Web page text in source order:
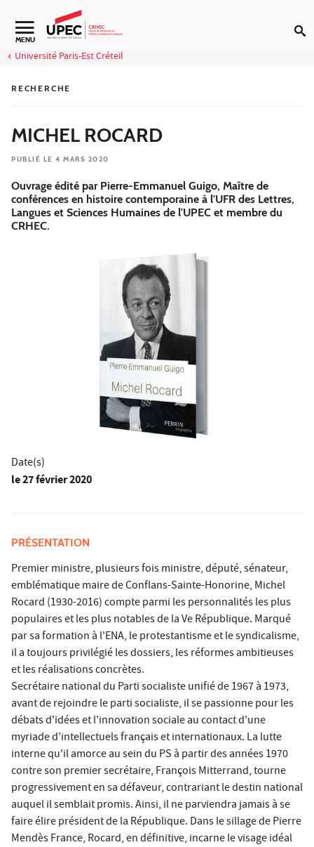
Aller au contenu
Navigation secondaire
MENU
Université Paris-Est Créteil
RECHERCHE
MICHEL ROCARD
PUBLIÉ LE 4 MARS 2020
Ouvrage édité par Pierre-Emmanuel Guigo, Maître de
conférences en histoire contemporaine à l'UFR des Lettres,
Langues et Sciences Humaines de l'UPEC et membre du
CRHEC.
Date(s)
le27 février 2020
PRÉSENTATION
Premier ministre, plusieurs fois ministre, député, sénateur,
emblématique maire de Conflans-Sainte-Honorine, Michel
Rocard (1930-2016) compte parmi les personnalités les plus
populaires et les plus notables de la Ve République. Marqué
par sa formation à l'ENA, le protestantisme et le syndicalisme,
il a toujours privilégié les dossiers, les réformes ambitieuses
et les réalisations concrètes.
Secrétaire national du Parti socialiste unifié de 1967 à 1973,
avant de rejoindre le parti socialiste, il se passionne pour les
débats d'idées et l'innovation sociale au contact d'une
myriade d'intellectuels français et internationaux. La lutte
interne qu'il amorce au sein du PS à partir des années 1970
contre son premier secrétaire, François Mitterrand, tourne
progressivement en sa défaveur, contrariant le destin national
auquel il semblait promis. Ainsi, il ne parviendra jamais à se
faire élire président de la République. Dans le sillage de Pierre
Mendès France, Rocard, en définitive, incarne le visage idéal